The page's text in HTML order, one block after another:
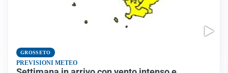
GROSSETO
PREVISIONI METEO